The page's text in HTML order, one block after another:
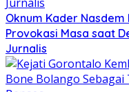
Oknum Kader
Provokasi Masa saat
Jurnalis